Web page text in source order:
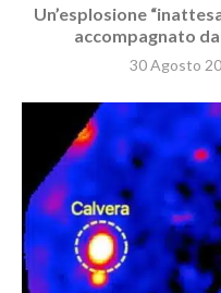
Un’esplosione
accompagnato
30 Agosto